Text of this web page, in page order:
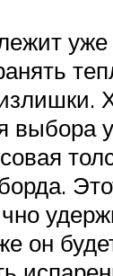
уже
выбора
он